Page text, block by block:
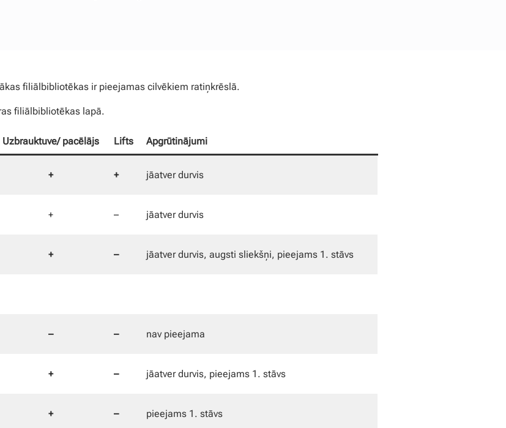
filiālbibliotēkas ir pieejamas cilvēkiem ratiņkrēslā.
filiālbibliotēkas lapā.
Uzbrauktuve/ pacēlājs Lifts Apgrūtinājumi
+ + jāatver durvis
+ – jāatver durvis
+ – jāatver durvis, augsti sliekšņi, pieejams 1. stāvs
– – nav pieejama
+ – jāatver durvis, pieejams 1. stāvs
+ – pieejams 1. stāvs